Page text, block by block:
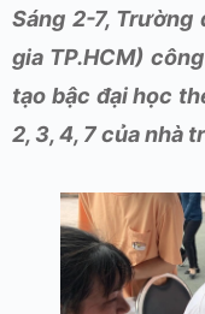
Sáng 2-7,
gia TP.HCM)
tạo bậc đại học
2, 3, 4, 7 của nhà